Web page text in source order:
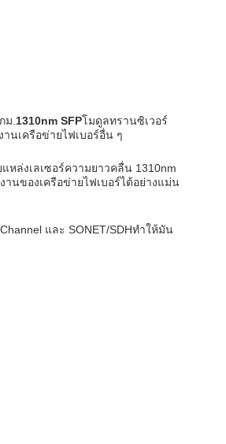
. 1310nm SFPโมดูลทรานซิเวอร์
นเครือข่ายไฟเบอร์อื่น ๆ
หล่งเลเซอร์ความยาวคลื่น 1310nm
นของเครือข่ายไฟเบอร์ได้อย่างแม่น
และ SONET/SDHทําให้มัน